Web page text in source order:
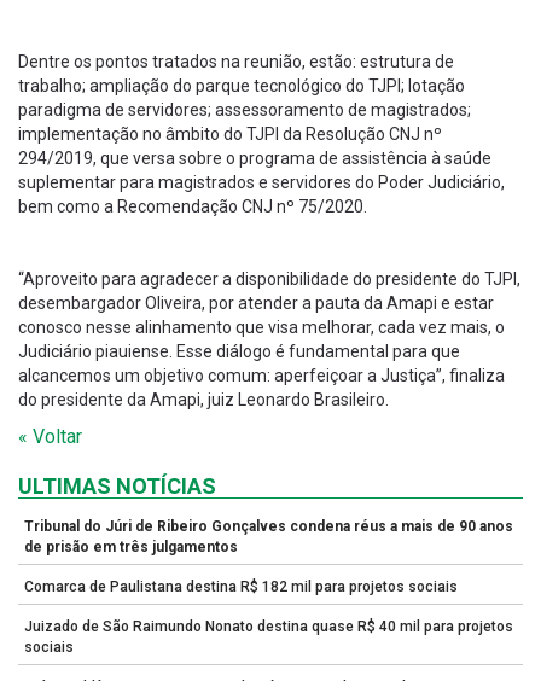
Dentre os pontos tratados na reunião, estão: estrutura de
trabalho; ampliação do parque tecnológico do TJPI; lotação
paradigma de servidores; assessoramento de magistrados;
implementação no âmbito do TJPI da Resolução CNJ nº
294/2019, que versa sobre o programa de assistência à saúde
suplementar para magistrados e servidores do Poder Judiciário,
bem como a Recomendação CNJ nº 75/2020.
“Aproveito para agradecer a disponibilidade do presidente do TJPI,
desembargador Oliveira, por atender a pauta da Amapi e estar
conosco nesse alinhamento que visa melhorar, cada vez mais, o
Judiciário piauiense. Esse diálogo é fundamental para que
alcancemos um objetivo comum: aperfeiçoar a Justiça”, finaliza
do presidente da Amapi, juiz Leonardo Brasileiro.
« Voltar
ULTIMAS NOTÍCIAS
Tribunal do Júri de Ribeiro Gonçalves condena réus a mais de 90 anos
de prisão em três julgamentos
Comarca de Paulistana destina R$ 182 mil para projetos sociais
Juizado de São Raimundo Nonato destina quase R$ 40 mil para projetos
sociais